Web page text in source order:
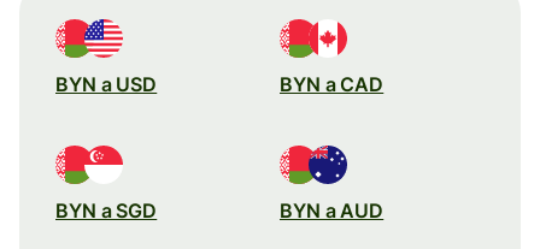
BYN a USD BYN a CAD
BYN a SGD BYN a AUD